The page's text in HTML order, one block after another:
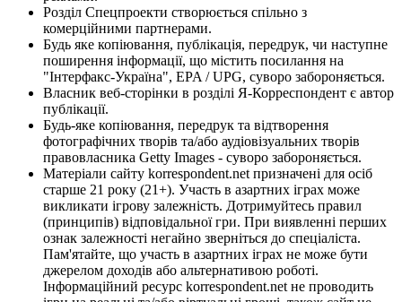
Розділ Спецпроекти створюється спільно з
комерційними партнерами.
Будь яке копіювання, публікація, передрук, чи наступне
поширення інформації, що містить посилання на
"Інтерфакс-Україна", EPA / UPG, суворо забороняється.
Власник веб-сторінки в розділі Я-Корреспондент є автор
публікації.
Будь-яке копіювання, передрук та відтворення
фотографічних творів та/або аудіовізуальних творів
правовласника Getty Images - суворо забороняється.
Матеріали сайту korrespondent.net призначені для осіб
старше 21 року (21+). Участь в азартних іграх може
викликати ігрову залежність. Дотримуйтесь правил
(принципів) відповідальної гри. При виявленні перших
ознак залежності негайно зверніться до спеціаліста.
Пам'ятайте, що участь в азартних іграх не може бути
джерелом доходів або альтернативою роботі.
Інформаційний ресурс korrespondent.net не проводить